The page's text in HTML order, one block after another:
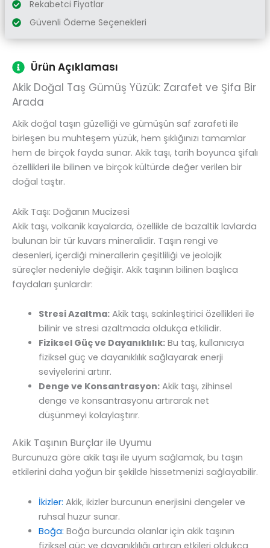
Rekabetci Fiyatlar
Güvenli Ödeme Seçenekleri
Ürün Açıklaması
Akik Doğal Taş Gümüş Yüzük: Zarafet ve Şifa Bir
Arada
Akik doğal taşın güzelliği ve gümüşün saf zarafeti ile
birleşen bu muhteşem yüzük, hem şıklığınızı tamamlar
hem de birçok fayda sunar. Akik taşı, tarih boyunca şifalı
özellikleri ile bilinen ve birçok kültürde değer verilen bir
doğal taştır.
Akik Taşı: Doğanın Mucizesi
Akik taşı, volkanik kayalarda, özellikle de bazaltik lavlarda
bulunan bir tür kuvars mineralidir. Taşın rengi ve
desenleri, içerdiği minerallerin çeşitliliği ve jeolojik
süreçler nedeniyle değişir. Akik taşının bilinen başlıca
faydaları şunlardır:
Stresi Azaltma:Akik taşı, sakinleştirici özellikleri ile
bilinir ve stresi azaltmada oldukça etkilidir.
Fiziksel Güç ve Dayanıklılık:Bu taş, kullanıcıya
fiziksel güç ve dayanıklılık sağlayarak enerji
seviyelerini artırır.
Denge ve Konsantrasyon:Akik taşı, zihinsel
denge ve konsantrasyonu artırarak net
düşünmeyi kolaylaştırır.
Akik Taşının Burçlar ile Uyumu
Burcunuza göre akik taşı ile uyum sağlamak, bu taşın
etkilerini daha yoğun bir şekilde hissetmenizi sağlayabilir.
İkizler: Akik, ikizler burcunun enerjisini dengeler ve
ruhsal huzur sunar.
Boğa: Boğa burcunda olanlar için akik taşının
fiziksel güç ve dayanıklılığı artıran etkileri oldukça